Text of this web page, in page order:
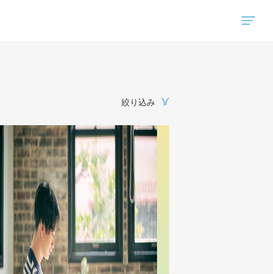
絞り込み